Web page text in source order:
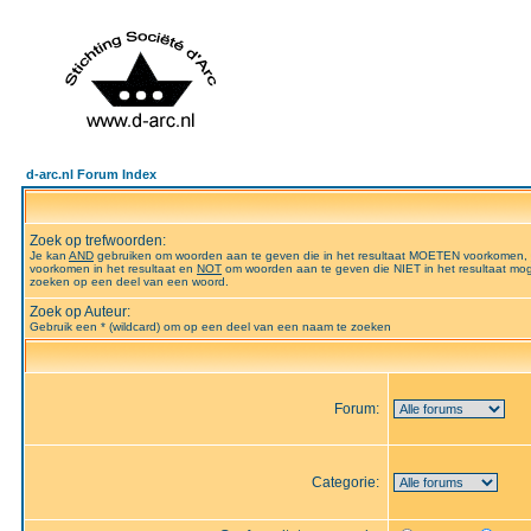
d-arc.nl Forum Index
Zoek op trefwoorden:
Je kan AND gebruiken om woorden aan te geven die in het resultaat MOETEN voorkomen,
voorkomen in het resultaat en NOT om woorden aan te geven die NIET in het resultaat
zoeken op een deel van een woord.
Zoek op Auteur:
Gebruik een * (wildcard) om op een deel van een naam te zoeken
Forum:
Categorie: